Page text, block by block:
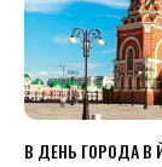
В ДЕНЬ ГОРОДА